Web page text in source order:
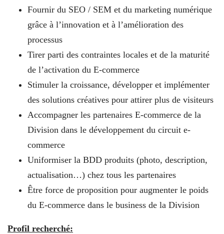
Fournir du SEO / SEM et du marketing numérique
grâce à l’innovation et à l’amélioration des
processus
Tirer parti des contraintes locales et de la maturité
de l’activation du E-commerce
Stimuler la croissance, développer et implémenter
des solutions créatives pour attirer plus de visiteurs
Accompagner les partenaires E-commerce de la
Division dans le développement du circuit e-
commerce
Uniformiser la BDD produits (photo, description,
actualisation…) chez tous les partenaires
Être force de proposition pour augmenter le poids
du E-commerce dans le business de la Division
Profil recherché: